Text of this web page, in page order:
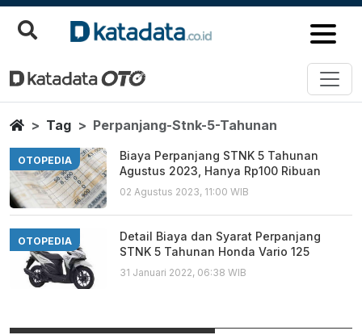
Perpanjang Stnk 5 Tahunan
Berita Terbaru
HomeTag Perpanjang-Stnk-5-Tahunan
OTOPEDIA
Biaya Perpanjang STNK 5 Tahunan
Agustus 2023, Hanya Rp100 Ribuan
02 Agustus 2023, 11:00 WIB
OTOPEDIA
Detail Biaya dan Syarat Perpanjang
STNK 5 Tahunan Honda Vario 125
31 Januari 2022, 06:38 WIB